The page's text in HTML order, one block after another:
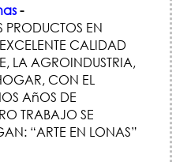
-
EN
CALIDAD
LA AGROINDUSTRIA,
CON EL
AñOS DE
TRABAJO SE
“ARTE EN LONAS”